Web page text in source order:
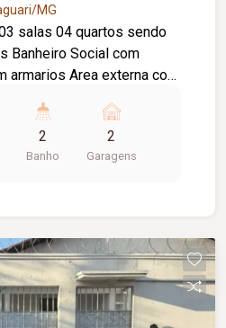
MG
salas 04 quartos sendo
Banheiro Social com
armarios Area externa com
carros
2
Banho
2
Garagens